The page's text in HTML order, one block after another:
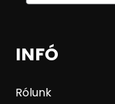
INFÓ
Rólunk